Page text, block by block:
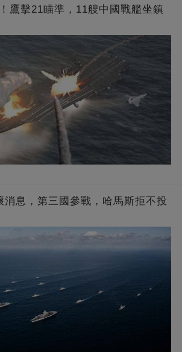
鷹擊21瞄準，11艘中國戰艦坐鎮
消息，第三國參戰，哈馬斯拒不投